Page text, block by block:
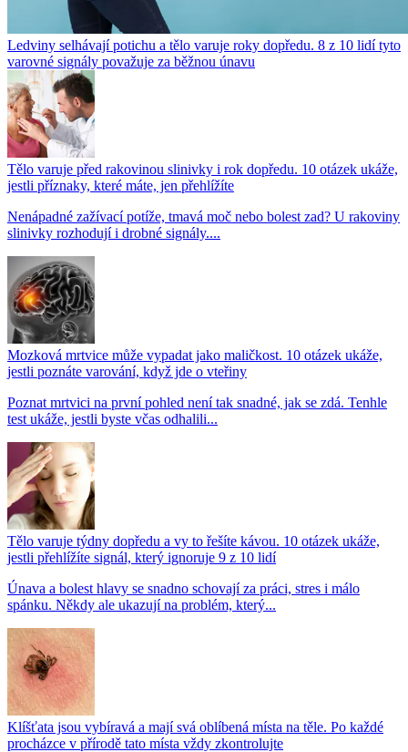
Ledviny selhávají potichu a tělo varuje roky dopředu. 8 z 10 lidí tyto
varovné signály považuje za běžnou únavu
Tělo varuje před rakovinou slinivky i rok dopředu. 10 otázek ukáže,
jestli příznaky, které máte, jen přehlížíte
Nenápadné zažívací potíže, tmavá moč nebo bolest zad? U rakoviny
slinivky rozhodují i drobné signály....
Mozková mrtvice může vypadat jako maličkost. 10 otázek ukáže,
jestli poznáte varování, když jde o vteřiny
Poznat mrtvici na první pohled není tak snadné, jak se zdá. Tenhle
test ukáže, jestli byste včas odhalili...
Tělo varuje týdny dopředu a vy to řešíte kávou. 10 otázek ukáže,
jestli přehlížíte signál, který ignoruje 9 z 10 lidí
Únava a bolest hlavy se snadno schovají za práci, stres i málo
spánku. Někdy ale ukazují na problém, který...
Klíšťata jsou vybíravá a mají svá oblíbená místa na těle. Po každé
procházce v přírodě tato místa vždy zkontrolujte